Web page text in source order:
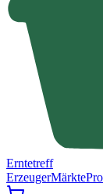
Erntetreff
ErzeugerMärkte